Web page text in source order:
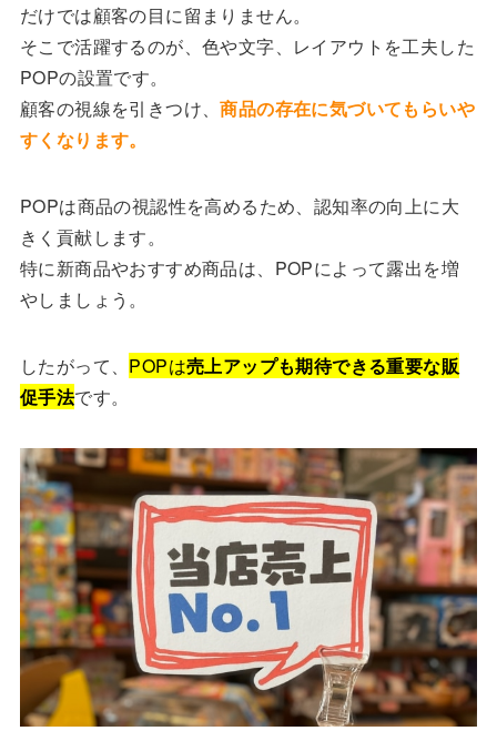
だけでは顧客の目に留まりません。
そこで活躍するのが、色や文字、レイアウトを工夫した
POPの設置です。
顧客の視線を引きつけ、商品の存在に気づいてもらいや
すくなります。
POPは商品の視認性を高めるため、認知率の向上に大
きく貢献します。
特に新商品やおすすめ商品は、POPによって露出を増
やしましょう。
したがって、 POPは売上アップも期待できる重要な販
促手法です。